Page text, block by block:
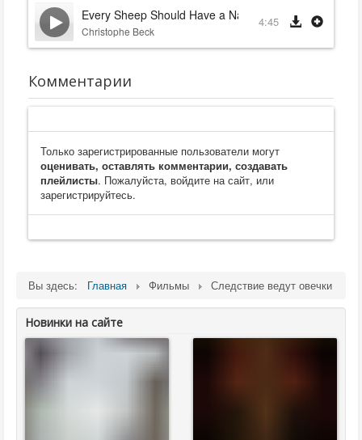
Every Sheep Should Have a Name
Christophe Beck
4:45
Комментарии
Только зарегистрированные пользователи могут
оценивать, оставлять комментарии, создавать
плейлисты. Пожалуйста, войдите на сайт, или
зарегистрируйтесь.
Вы здесь: Главная Фильмы Следствие ведут овечки
Новинки на сайте